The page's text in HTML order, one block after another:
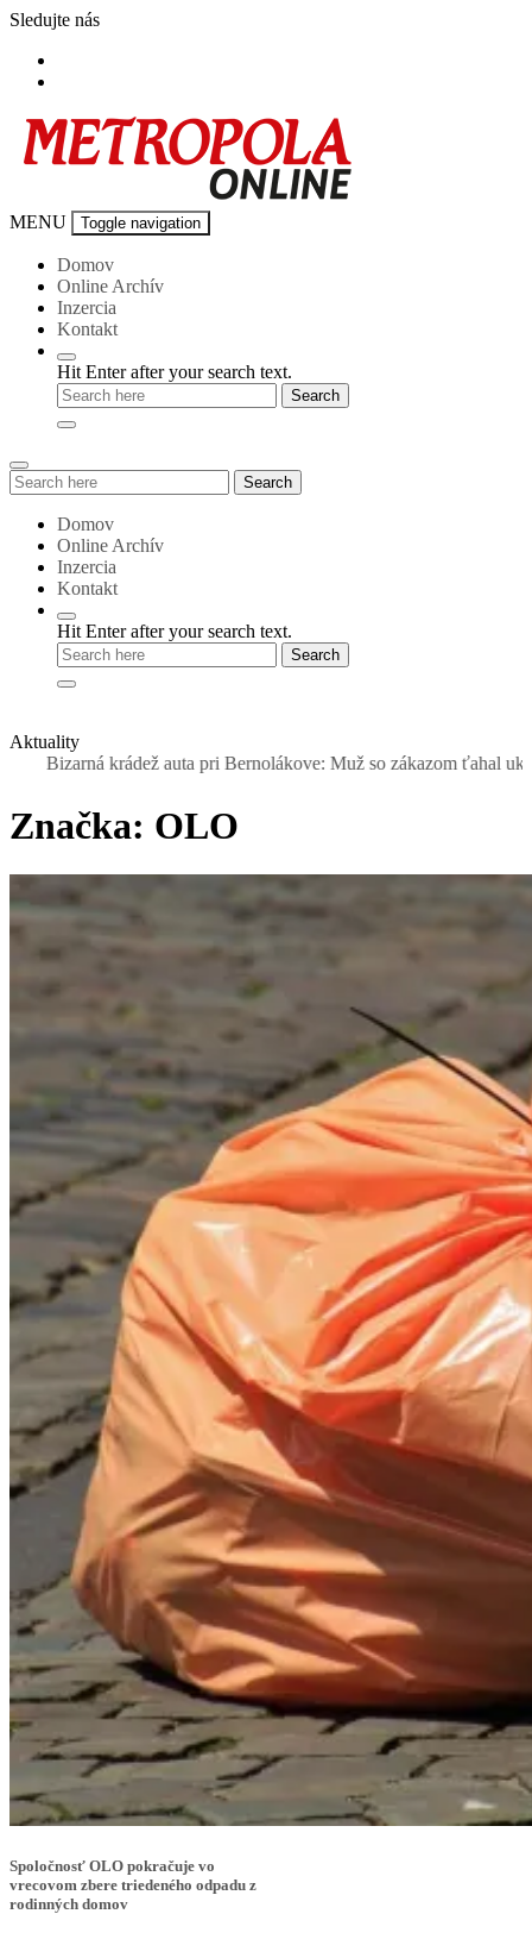
Skip
content
Sledujte nás
Metropola-
MENU Toggle navigation
Domov
Online Archív
Inzercia
Kontakt
Hit Enter after your search text.
Search
for:
Search
Domov
Online Archív
Inzercia
Kontakt
Hit Enter after your search text.
Aktuality
krádež auta pri Bernolákove: Muž so zákazom ťahal ukradnutý
Značka: OLO
Spoločnosť OLO pokračuje vo
vrecovom zbere triedeného odpadu z
rodinných domov